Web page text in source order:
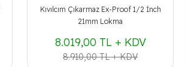
Kıvılcım Çıkarmaz Ex-Proof 1/2 İnch
21mm Lokma
8.019,00 TL + KDV
8.910,00 TL + KDV